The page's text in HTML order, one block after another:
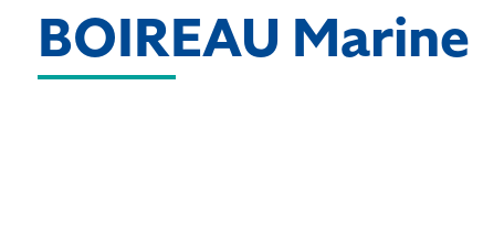
BOIREAU Marine